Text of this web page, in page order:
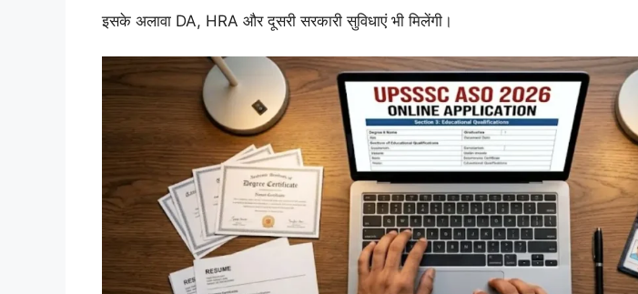
इसके अलावा DA, HRA और दूसरी सरकारी सुविधाएं भी मिलेंगी।